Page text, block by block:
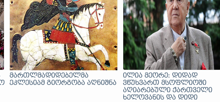
მართლმადიდებელმა
ეკლესიამ გიორგობა აღნიშნა
ილია მეორე: დიდად
ვწუხვართ მსოფლიოში
აღიარებული ქართველი
ხელოვანის და დიდი